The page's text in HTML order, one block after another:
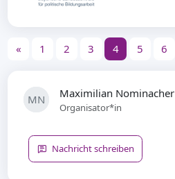
« 1 2 3 4 5 6
MN Maximilian Nominacher
Organisator*in
Nachricht schreiben